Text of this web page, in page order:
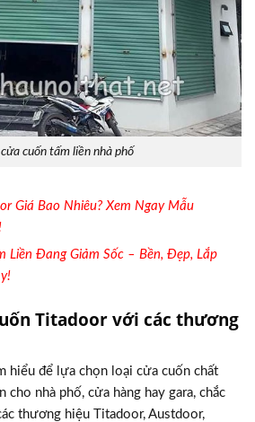
cuốn tấm liền nhà phố
Giá Bao Nhiêu? Xem Ngay Mẫu
Liền Đang Giảm Sốc – Bền, Đẹp, Lắp
Titadoor với các thương
hiểu để lựa chọn loại cửa cuốn chất
cho nhà phố, cửa hàng hay gara, chắc
thương hiệu Titadoor, Austdoor,